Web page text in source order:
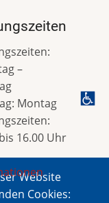
Website
Cookies:
–
Montag
16.00 Uhr